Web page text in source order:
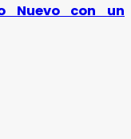
Nuevo con un